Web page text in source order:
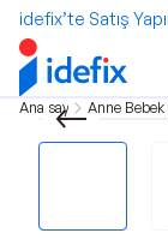
idefix’te Satış
Ana sayfa Anne